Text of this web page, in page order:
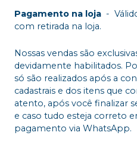
Pagamento na loja -
com retirada na loja.
Nossas vendas são
devidamente habilitados.
só são realizados após a
cadastrais e dos itens que
atento, após você finalizar
e caso tudo esteja correto
pagamento via WhatsApp.